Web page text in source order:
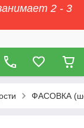
2 - 3
ФАСОВКА